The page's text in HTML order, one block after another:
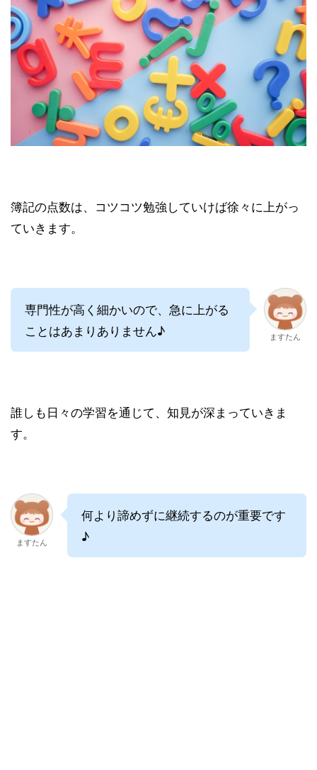
簿記の点数は、コツコツ勉強していけば徐々に上がっ
ていきます。
専門性が高く細かいので、急に上がる
ことはあまりありません♪
ますたん
誰しも日々の学習を通じて、知見が深まっていきま
す。
ますたん
何より諦めずに継続するのが重要です
♪